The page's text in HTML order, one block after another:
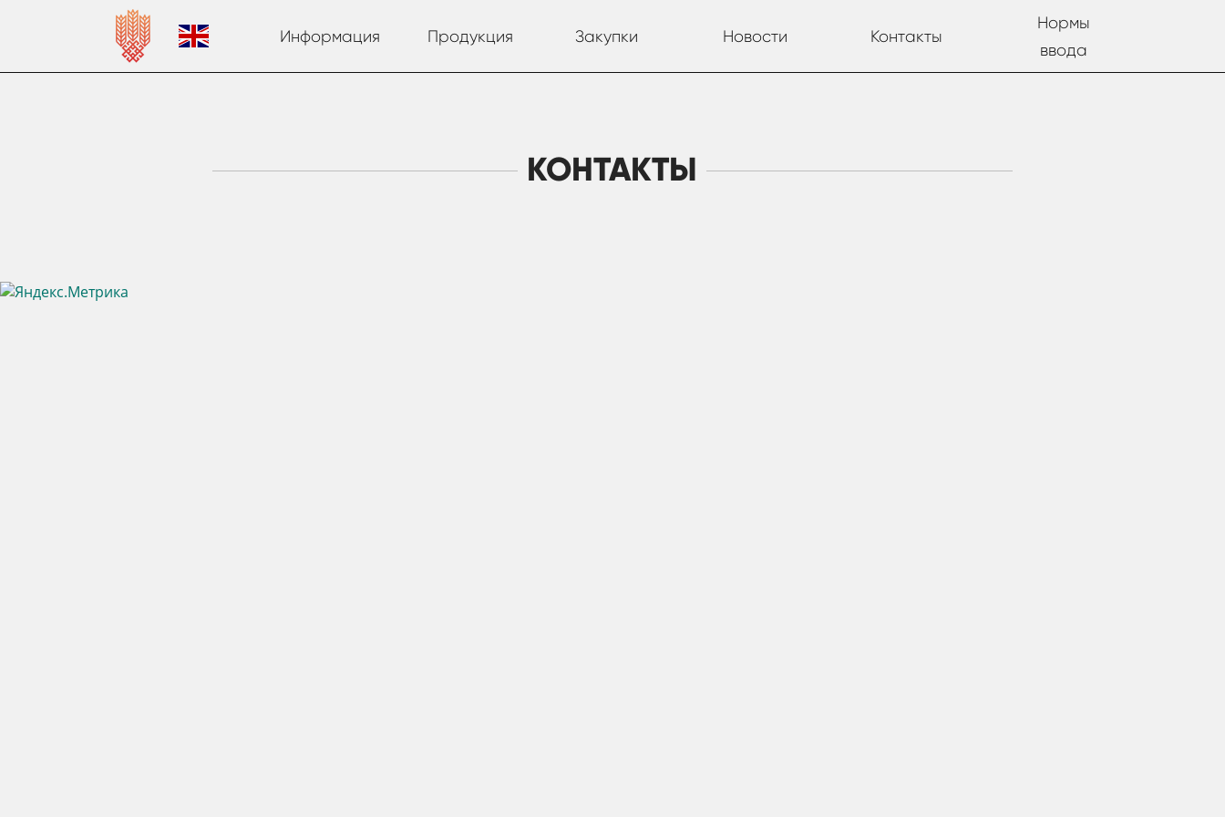
Информация Продукция Закупки Новости Контакты
Нормы
ввода
КОНТАКТЫ